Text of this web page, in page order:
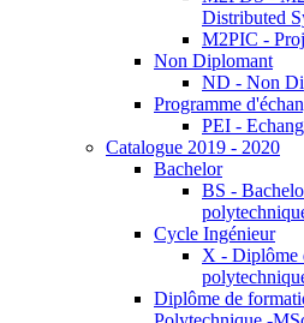
Distributed
M2PIC -
Non Diplomant
ND - Non
Programme
PEI -
Catalogue 2019 - 2020
Bachelor
BS -
Cycle Ingénieur
X - Diplôme
Diplôme de